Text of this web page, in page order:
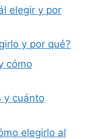
elegir y por
y por qué?
cómo
y cuánto
elegirlo al